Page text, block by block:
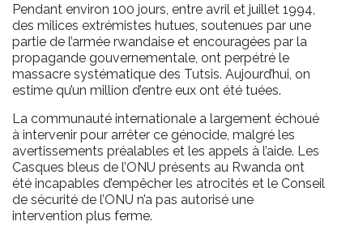
Pendant environ 100 jours, entre avril et juillet 1994,
des milices extrémistes hutues, soutenues par une
partie de l’armée rwandaise et encouragées par la
propagande gouvernementale, ont perpétré le
massacre systématique des Tutsis. Aujourd’hui, on
estime qu’un million d’entre eux ont été tuées.
La communauté internationale a largement échoué
à intervenir pour arrêter ce génocide, malgré les
avertissements préalables et les appels à l’aide. Les
Casques bleus de l’ONU présents au Rwanda ont
été incapables d’empêcher les atrocités et le Conseil
de sécurité de l’ONU n’a pas autorisé une
intervention plus ferme.